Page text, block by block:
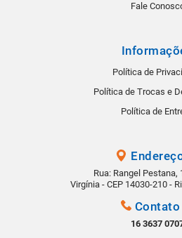
Fale
Política de
Política de Trocas e
Política de
Rua: Rangel Pestana,
Virgínia - CEP 14030-210 -
Contato
16 3637